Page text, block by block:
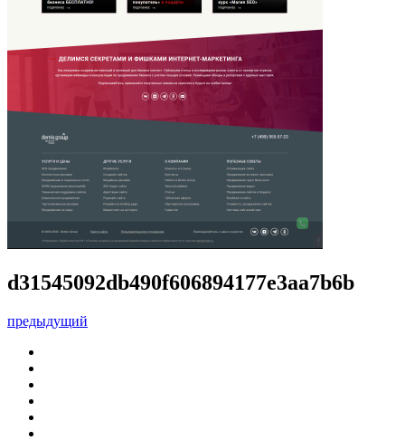
d31545092db490f606894177e3aa7b6b
предыдущий